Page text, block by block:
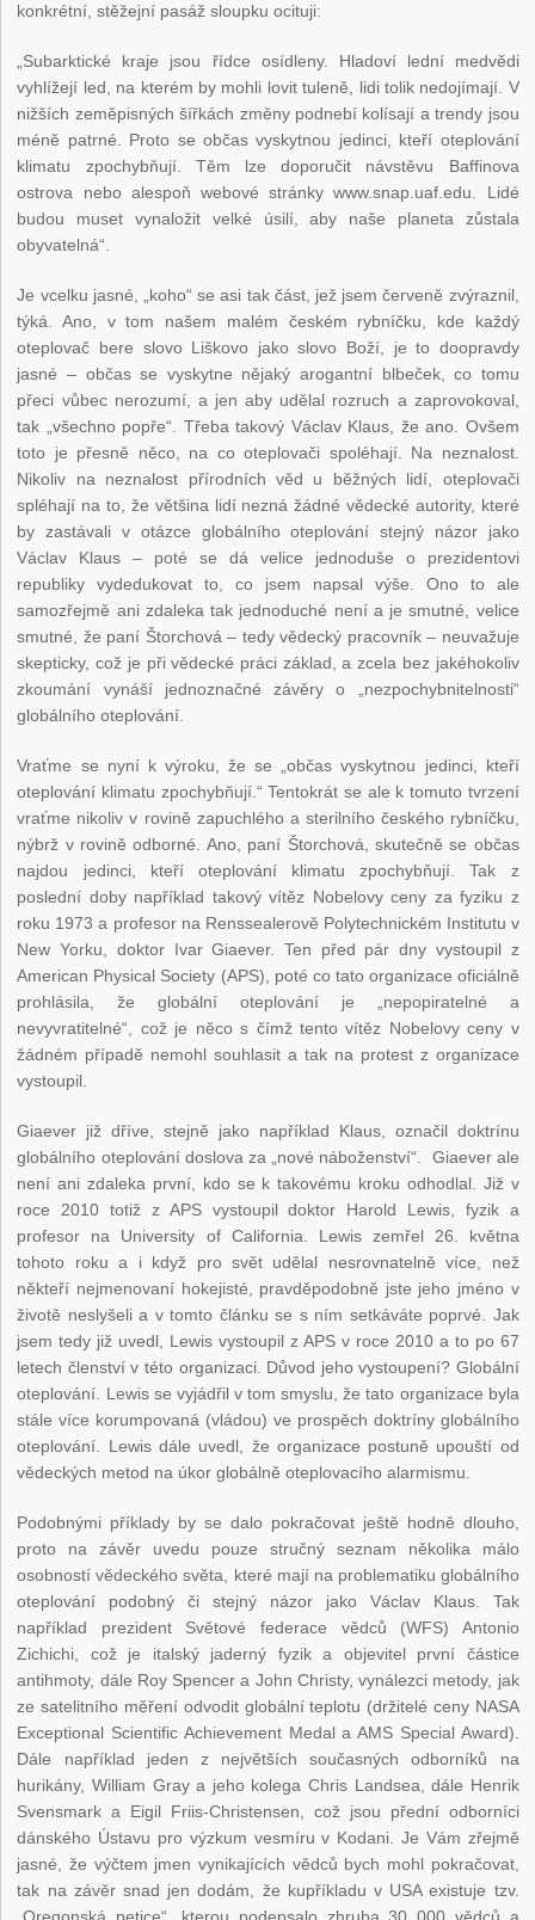
konkrétní, stěžejní pasáž sloupku ocituji:
„Subarktické kraje jsou řídce osídleny. Hladoví lední medvědi
vyhlížejí led, na kterém by mohli lovit tuleně, lidi tolik nedojímají. V
nižších zeměpisných šířkách změny podnebí kolísají a trendy jsou
méně patrné. Proto se občas vyskytnou jedinci, kteří oteplování
klimatu zpochybňují. Těm lze doporučit návstěvu Baffinova
ostrova nebo alespoň webové stránky www.snap.uaf.edu. Lidé
budou muset vynaložit velké úsilí, aby naše planeta zůstala
obyvatelná“.
Je vcelku jasné, „koho“ se asi tak část, jež jsem červeně zvýraznil,
týká. Ano, v tom našem malém českém rybníčku, kde každý
oteplovač bere slovo Liškovo jako slovo Boží, je to doopravdy
jasné – občas se vyskytne nějaký arogantní blbeček, co tomu
přeci vůbec nerozumí, a jen aby udělal rozruch a zaprovokoval,
tak „všechno popře“. Třeba takový Václav Klaus, že ano. Ovšem
toto je přesně něco, na co oteplovači spoléhají. Na neznalost.
Nikoliv na neznalost přírodních věd u běžných lidí, oteplovači
spléhají na to, že většina lidí nezná žádné vědecké autority, které
by zastávali v otázce globálního oteplování stejný názor jako
Václav Klaus – poté se dá velice jednoduše o prezidentovi
republiky vydedukovat to, co jsem napsal výše. Ono to ale
samozřejmě ani zdaleka tak jednoduché není a je smutné, velice
smutné, že paní Štorchová – tedy vědecký pracovník – neuvažuje
skepticky, což je při vědecké práci základ, a zcela bez jakéhokoliv
zkoumání vynáší jednoznačné závěry o „nezpochybnitelnosti“
globálního oteplování.
Vraťme se nyní k výroku, že se „občas vyskytnou jedinci, kteří
oteplování klimatu zpochybňují.“ Tentokrát se ale k tomuto tvrzení
vraťme nikoliv v rovině zapuchlého a sterilního českého rybníčku,
nýbrž v rovině odborné. Ano, paní Štorchová, skutečně se občas
najdou jedinci, kteří oteplování klimatu zpochybňují. Tak z
poslední doby například takový vítěz Nobelovy ceny za fyziku z
roku 1973 a profesor na Renssealerově Polytechnickém Institutu v
New Yorku, doktor Ivar Giaever. Ten před pár dny vystoupil z
American Physical Society (APS), poté co tato organizace oficiálně
prohlásila, že globální oteplování je „nepopiratelné a
nevyvratitelné“, což je něco s čímž tento vítěz Nobelovy ceny v
žádném případě nemohl souhlasit a tak na protest z organizace
vystoupil.
Giaever již dříve, stejně jako například Klaus, označil doktrínu
globálního oteplování doslova za „nové náboženství“. Giaever ale
není ani zdaleka první, kdo se k takovému kroku odhodlal. Již v
roce 2010 totiž z APS vystoupil doktor Harold Lewis, fyzik a
profesor na University of California. Lewis zemřel 26. května
tohoto roku a i když pro svět udělal nesrovnatelně více, než
někteří nejmenovaní hokejisté, pravděpodobně jste jeho jméno v
životě neslyšeli a v tomto článku se s ním setkáváte poprvé. Jak
jsem tedy již uvedl, Lewis vystoupil z APS v roce 2010 a to po 67
letech členství v této organizaci. Důvod jeho vystoupení? Globální
oteplování. Lewis se vyjádřil v tom smyslu, že tato organizace byla
stále více korumpovaná (vládou) ve prospěch doktríny globálního
oteplování. Lewis dále uvedl, že organizace postuně upouští od
vědeckých metod na úkor globálně oteplovacího alarmismu.
Podobnými příklady by se dalo pokračovat ještě hodně dlouho,
proto na závěr uvedu pouze stručný seznam několika málo
osobností vědeckého světa, které mají na problematiku globálního
oteplování podobný či stejný názor jako Václav Klaus. Tak
například prezident Světové federace vědců (WFS) Antonio
Zichichi, což je italský jaderný fyzik a objevitel první částice
antihmoty, dále Roy Spencer a John Christy, vynálezci metody, jak
ze satelitního měření odvodit globální teplotu (držitelé ceny NASA
Exceptional Scientific Achievement Medal a AMS Special Award).
Dále například jeden z největších současných odborníků na
hurikány, William Gray a jeho kolega Chris Landsea, dále Henrik
Svensmark a Eigil Friis-Christensen, což jsou přední odborníci
dánského Ústavu pro výzkum vesmíru v Kodani. Je Vám zřejmě
jasné, že výčtem jmen vynikajících vědců bych mohl pokračovat,
tak na závěr snad jen dodám, že kupříkladu v USA existuje tzv.